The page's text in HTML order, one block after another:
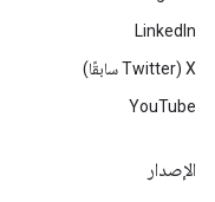
LinkedIn
‫X ‏(Twitter سابقًا)
YouTube
الإصدار